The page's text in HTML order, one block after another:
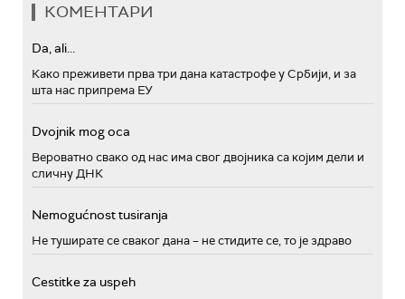
КОМЕНТАРИ
Da, ali...
Како преживети прва три дана катастрофе у Србији, и за
шта нас припрема ЕУ
Dvojnik mog oca
Вероватно свако од нас има свог двојника са којим дели и
сличну ДНК
Nemogućnost tusiranja
Не туширате се сваког дана – не стидите се, то је здраво
Cestitke za uspeh